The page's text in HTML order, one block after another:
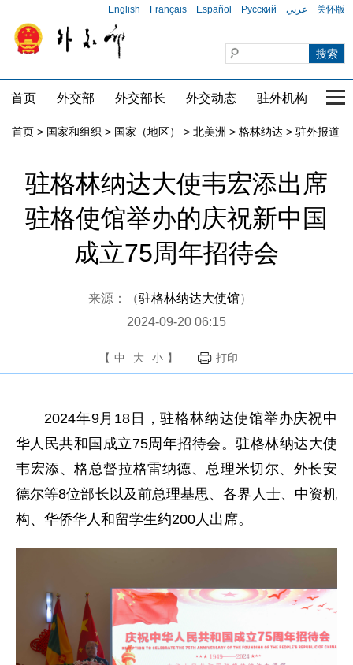
English Français Español Русский عربي 关怀版
首页 外交部 外交部长 外交动态 驻外机构 国
首页 > 国家和组织 > 国家（地区） > 北美洲 > 格林纳达 > 驻外报道
驻格林纳达大使韦宏添出席
驻格使馆举办的庆祝新中国
成立75周年招待会
来源：（驻格林纳达大使馆）
2024-09-20 06:15
【 中 大 小 】 打印
2024年9月18日，驻格林纳达使馆举办庆祝中
华人民共和国成立75周年招待会。驻格林纳达大使
韦宏添、格总督拉格雷纳德、总理米切尔、外长安
德尔等8位部长以及前总理基思、各界人士、中资机
构、华侨华人和留学生约200人出席。